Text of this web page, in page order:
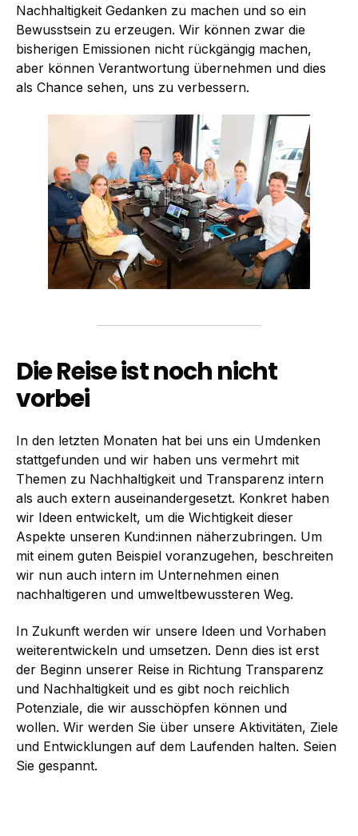
Nachhaltigkeit Gedanken zu machen und so ein
Bewusstsein zu erzeugen. Wir können zwar die
bisherigen Emissionen nicht rückgängig machen,
aber können Verantwortung übernehmen und dies
als Chance sehen, uns zu verbessern.
Die Reise ist noch nicht
vorbei
In den letzten Monaten hat bei uns ein Umdenken
stattgefunden und wir haben uns vermehrt mit
Themen zu Nachhaltigkeit und Transparenz intern
als auch extern auseinandergesetzt. Konkret haben
wir Ideen entwickelt, um die Wichtigkeit dieser
Aspekte unseren Kund:innen näherzubringen. Um
mit einem guten Beispiel voranzugehen, beschreiten
wir nun auch intern im Unternehmen einen
nachhaltigeren und umweltbewussteren Weg.
In Zukunft werden wir unsere Ideen und Vorhaben
weiterentwickeln und umsetzen. Denn dies ist erst
der Beginn unserer Reise in Richtung Transparenz
und Nachhaltigkeit und es gibt noch reichlich
Potenziale, die wir ausschöpfen können und
wollen. Wir werden Sie über unsere Aktivitäten, Ziele
und Entwicklungen auf dem Laufenden halten. Seien
Sie gespannt.